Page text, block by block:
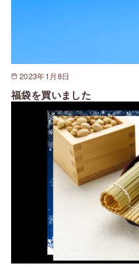
2023年1月8日
福袋を買いました